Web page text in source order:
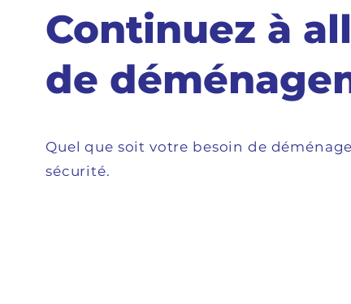
Continuez à
de
Quel que soit votre besoin de
sécurité.